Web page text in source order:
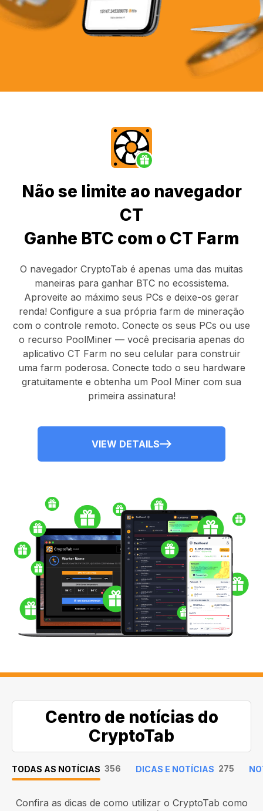
Não se limite ao navegador
CT
Ganhe BTC com o CT Farm
O navegador CryptoTab é apenas uma das muitas
maneiras para ganhar BTC no ecossistema.
Aproveite ao máximo seus PCs e deixe-os gerar
renda! Configure a sua própria farm de mineração
com o controle remoto. Conecte os seus PCs ou use
o recurso PoolMiner— você precisaria apenas do
aplicativo CT Farm no seu celular para construir
uma farm poderosa. Conecte todo o seu hardware
gratuitamente e obtenha um Pool Miner com sua
primeira assinatura!
VIEW DETAILS